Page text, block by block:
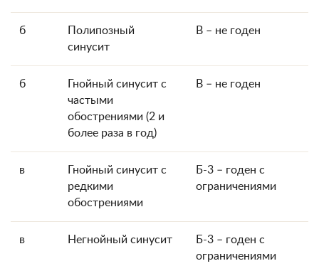
б
Полипозный
синусит
В – не годен
б
Гнойный синусит с
частыми
обострениями (2 и
более раза в год)
В – не годен
в
Гнойный синусит с
редкими
обострениями
Б-3 – годен с
ограничениями
в Негнойный синусит
Б-3 – годен с
ограничениями